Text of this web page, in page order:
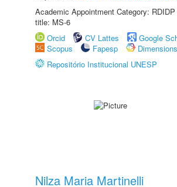
Academic Appointment Category:
title: MS-6
Orcid
CV Lattes
Google
Scopus
Fapesp
Dimensions
Repositório Institucional UNESP
Nilza Maria Martinelli